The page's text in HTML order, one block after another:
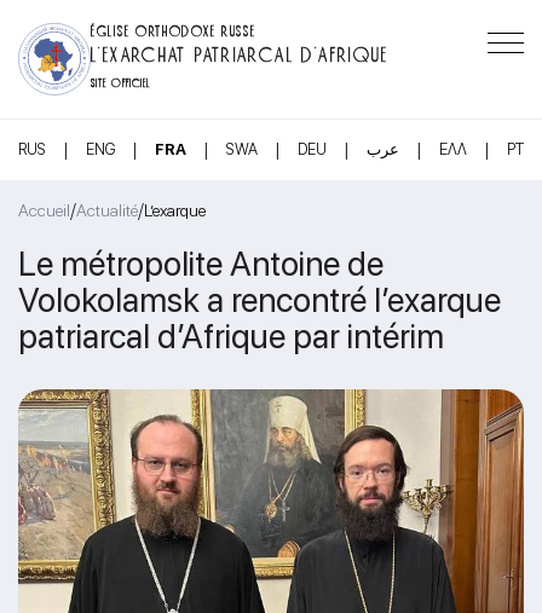
ÉGLISE ORTHODOXE RUSSE
L’EXARCHAT PATRIARCAL D’AFRIQUE
SITE OFFICIEL
RUS | ENG | FRA | SWA | DEU | عرب | ΕΛΛ | PT
Accueil/Actualité/L’exarque
Le métropolite Antoine de
Volokolamsk a rencontré l’exarque
patriarcal d’Afrique par intérim